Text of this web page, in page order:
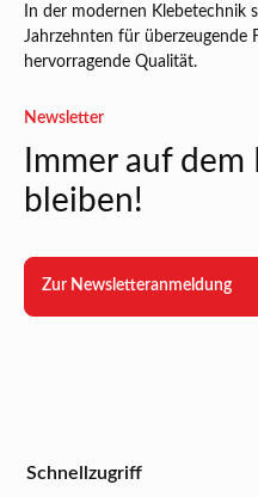
In der modernen Klebetechnik
Jahrzehnten für überzeugende
hervorragende Qualität.
Newsletter
Immer auf
bleiben!
Zur Newsletteranmeldung
Schnellzugriff